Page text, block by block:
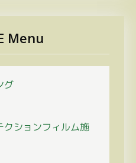
Menu
グ
ションフィルム施